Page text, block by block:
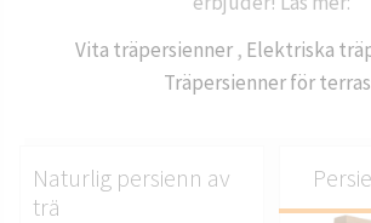
Vita träpersienner , Elektriska
Träpersienner för
Naturlig persienn av
trä